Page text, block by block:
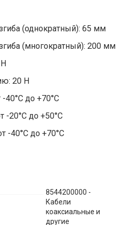
(однократный): 65 мм
(многократный): 200 мм
20 Н
40°C до +70°C
-20°C до +50°C
-40°C до +70°C
8544200000 -
Кабели
коаксиальные и
другие